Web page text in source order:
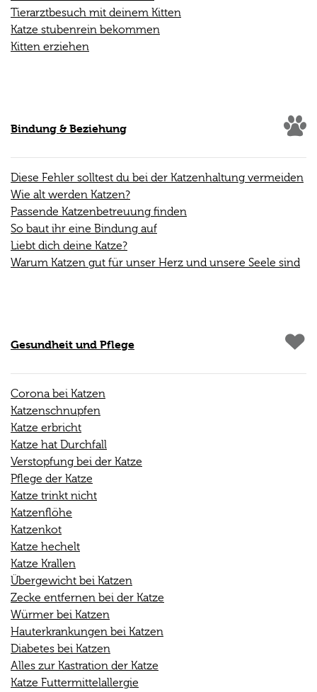
Tierarztbesuch mit deinem Kitten
Katze stubenrein bekommen
Kitten erziehen
Bindung & Beziehung
Diese Fehler solltest du bei der Katzenhaltung vermeiden
Wie alt werden Katzen?
Passende Katzenbetreuung finden
So baut ihr eine Bindung auf
Liebt dich deine Katze?
Warum Katzen gut für unser Herz und unsere Seele sind
Gesundheit und Pflege
Corona bei Katzen
Katzenschnupfen
Katze erbricht
Katze hat Durchfall
Verstopfung bei der Katze
Pflege der Katze
Katze trinkt nicht
Katzenflöhe
Katzenkot
Katze hechelt
Katze Krallen
Übergewicht bei Katzen
Zecke entfernen bei der Katze
Würmer bei Katzen
Hauterkrankungen bei Katzen
Diabetes bei Katzen
Alles zur Kastration der Katze
Katze Futtermittelallergie